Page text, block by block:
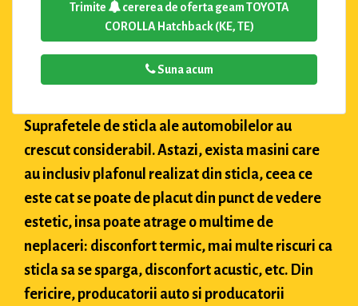
Trimite
cererea de oferta geam TOYOTA
COROLLA Hatchback (KE, TE)
Suna acum
Suprafetele de sticla ale automobilelor au
crescut considerabil. Astazi, exista masini care
au inclusiv plafonul realizat din sticla, ceea ce
este cat se poate de placut din punct de vedere
estetic, insa poate atrage o multime de
neplaceri: disconfort termic, mai multe riscuri ca
sticla sa se sparga, disconfort acustic, etc. Din
fericire, producatorii auto si producatorii